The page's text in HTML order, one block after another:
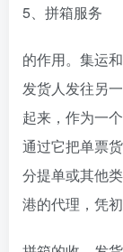
5、拼箱服务
的作用。集运
发货人发往另
起来，作为一
通过它把单票
分提单或其他
港的代理，凭